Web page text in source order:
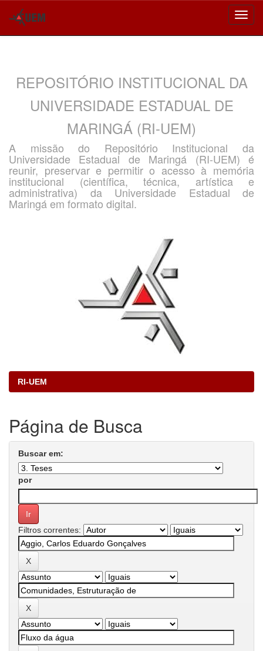
REPOSITÓRIO INSTITUCIONAL DA
UNIVERSIDADE ESTADUAL DE
MARINGÁ (RI-UEM)
A missão do Repositório Institucional da
Universidade Estadual de Maringá (RI-UEM) é
reunir, preservar e permitir o acesso à memória
institucional (científica, técnica, artística e
administrativa) da Universidade Estadual de
Maringá em formato digital.
RI-UEM
Página de Busca
Buscar em:
por
Filtros correntes: